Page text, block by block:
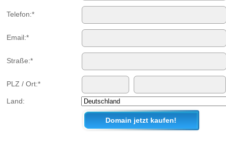
Telefon:*
Email:*
Straße:*
PLZ / Ort:*
Land: